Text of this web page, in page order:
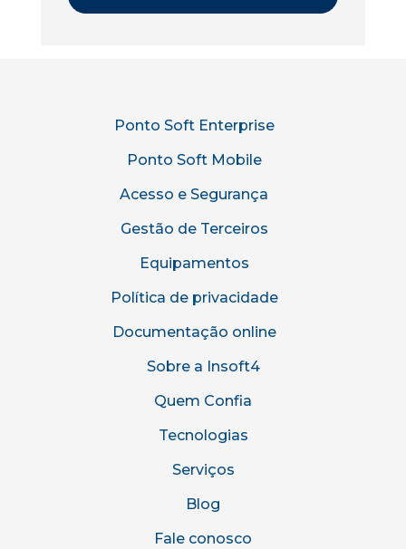
Ponto Soft Enterprise
Ponto Soft Mobile
Acesso e Segurança
Gestão de Terceiros
Equipamentos
Política de privacidade
Documentação online
Sobre a Insoft4
Quem Confia
Tecnologias
Serviços
Blog
Fale conosco